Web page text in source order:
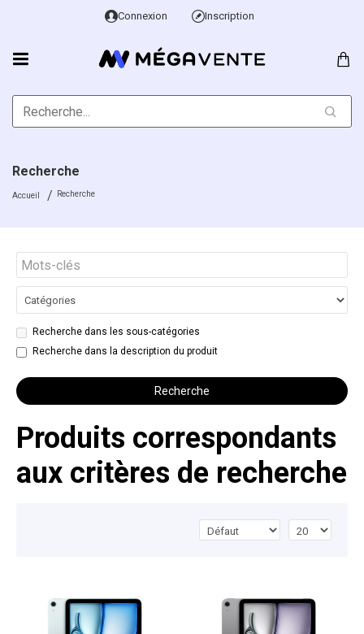
Connexion Inscription
Accueil Recherche
Recherche
Recherche dans les sous-catégories
Recherche dans la description du produit
Recherche
Produits correspondants
aux critères de recherche